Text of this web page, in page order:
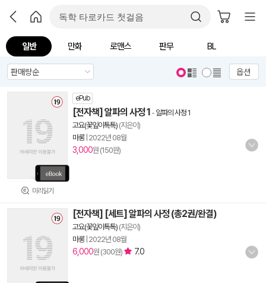
일반 만화 로맨스 판무 BL
옵션
미리읽기
ePub
[전자책] 알파의 사정 1 - 알파의 사정 1
고요(꽃잎이톡톡) (지은이)
마롱| 2022년 08월
3,000원 (150원)
[전자책] [세트] 알파의 사정 (총2권/완결)
고요(꽃잎이톡톡) (지은이)
마롱| 2022년 08월
6,000원 (300원) 7.0